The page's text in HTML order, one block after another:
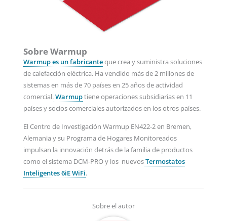
Sobre Warmup
Warmup es un fabricanteque crea y suministra soluciones
de calefacción eléctrica. Ha vendido más de 2 millones de
sistemas en más de 70 países en 25 años de actividad
comercial.Warmuptiene operaciones subsidiarias en 11
países y socios comerciales autorizados en los otros países.
El Centro de Investigación Warmup EN422-2 en Bremen,
Alemania y su Programa de Hogares Monitoreados
impulsan la innovación detrás de la familia de productos
como el sistema DCM-PRO y los nuevosTermostatos
Inteligentes 6iE WiFi.
Sobre el autor